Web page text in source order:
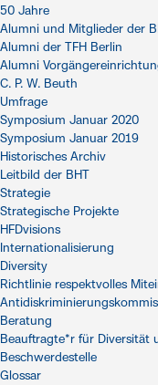
50 Jahre
Alumni und Mitglieder der
Alumni der TFH Berlin
Alumni
C. P. W. Beuth
Umfrage
Symposium Januar 2020
Symposium Januar 2019
Historisches Archiv
Leitbild der BHT
Strategie
Strategische Projekte
HFDvisions
Internationalisierung
Diversity
Richtlinie respektvolles
Beratung
Beauftragte*r für Diversität
Beschwerdestelle
Glossar